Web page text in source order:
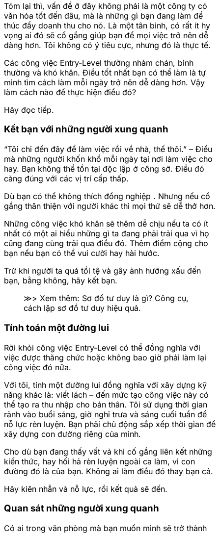
Tóm lại thì, vấn đề ở đây không phải là một công ty có
văn hóa tốt đến đâu, mà là những gì bạn đang làm để
thúc đẩy doanh thu cho nó. Là một tân binh, có rất ít hy
vọng ai đó sẽ cố gắng giúp bạn để mọi việc trở nên dễ
dàng hơn. Tôi không có ý tiêu cực, nhưng đó là thực tế.
Các công việc Entry-Level thường nhàm chán, bình
thường và khó khăn. Điều tốt nhất bạn có thể làm là tự
mình tìm cách làm mỗi ngày trở nên dễ dàng hơn. Vậy
làm cách nào để thực hiện điều đó?
Hãy đọc tiếp.
Kết bạn với những người xung quanh
“Tôi chỉ đến đây để làm việc rồi về nhà, thế thôi.” – Điều
mà những người khốn khổ mỗi ngày tại nơi làm việc cho
hay. Bạn không thể tồn tại độc lập ở công sở. Điều đó
càng đúng với các vị trí cấp thấp.
Dù bạn có thể không thích đồng nghiệp . Nhưng nếu cố
gắng thân thiện với người khác thì mọi thứ sẽ dễ thở hơn.
Những công việc khó khăn sẽ thêm dễ chịu nếu ta có ít
nhất có một ai hiểu những gì ta đang phải trải qua vì họ
cũng đang cùng trải qua điều đó. Thêm điểm cộng cho
bạn nếu bạn có thể vui cười hay hài hước.
Trừ khi người ta quá tồi tệ và gây ảnh hưởng xấu đến
bạn, bằng không, hãy kết bạn.
≫> Xem thêm: Sơ đồ tư duy là gì? Công cụ,
cách lập sơ đồ tư duy hiệu quả.
Tính toán một đường lui
Rời khỏi công việc Entry-Level có thể đồng nghĩa với
việc được thăng chức hoặc không bao giờ phải làm lại
công việc đó nữa.
Với tôi, tính một đường lui đồng nghĩa với xây dựng kỹ
năng khác là: viết lách – đến mức tạo công việc này có
thể tạo ra thu nhập cho bản thân. Tôi sử dụng thời gian
rảnh vào buổi sáng, giờ nghỉ trưa và sáng cuối tuần để
nỗ lực rèn luyện. Bạn phải chủ động sắp xếp thời gian để
xây dựng con đường riêng của mình.
Cho dù bạn đang thấy vất vả khi cố gắng liên kết những
kiến thức, hay hối hả rèn luyện ngoài ca làm, vì con
đường đó là của bạn. Không ai làm điều đó thay bạn cả.
Hãy kiên nhẫn và nỗ lực, rồi kết quả sẽ đến.
Quan sát những người xung quanh
Có ai trong văn phòng mà bạn muốn mình sẽ trở thành